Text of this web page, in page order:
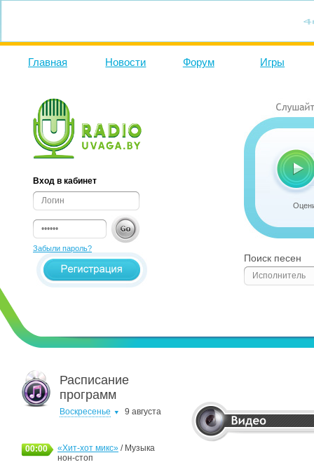
Главная Новости Форум Игры
Вход в кабинет
Забыли пароль?
Расписание
программ
Воскресенье 9 августа
00:00 «Хит-хот микс» / Музыка
нон-стоп
Поиск песен